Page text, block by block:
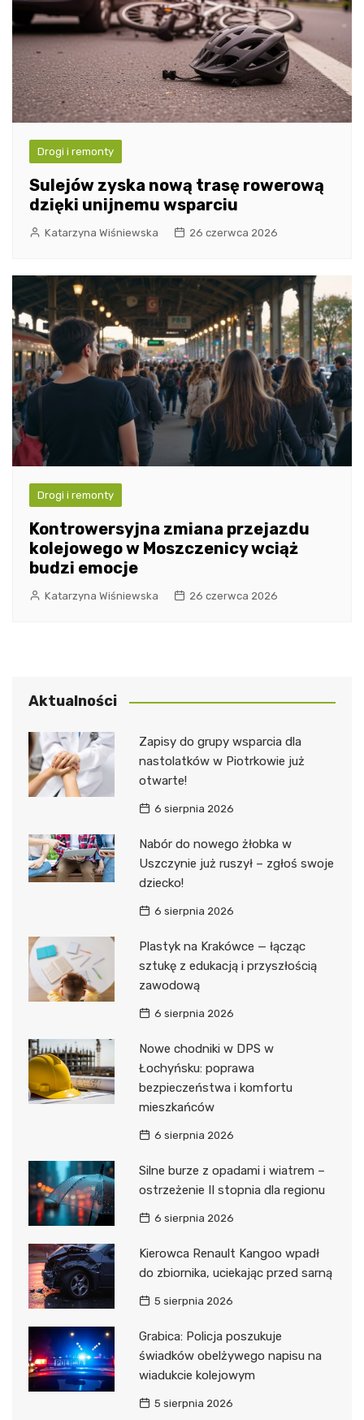
Drogi i remonty
Sulejów zyska nową trasę rowerową
dzięki unijnemu wsparciu
Katarzyna Wiśniewska 26 czerwca 2026
Drogi i remonty
Kontrowersyjna zmiana przejazdu
kolejowego w Moszczenicy wciąż
budzi emocje
Katarzyna Wiśniewska 26 czerwca 2026
Aktualności
Zapisy do grupy wsparcia dla
nastolatków w Piotrkowie już
otwarte!
6 sierpnia 2026
Nabór do nowego żłobka w
Uszczynie już ruszył – zgłoś swoje
dziecko!
6 sierpnia 2026
Plastyk na Krakówce — łącząc
sztukę z edukacją i przyszłością
zawodową
6 sierpnia 2026
Nowe chodniki w DPS w
Łochyńsku: poprawa
bezpieczeństwa i komfortu
mieszkańców
6 sierpnia 2026
Silne burze z opadami i wiatrem –
ostrzeżenie II stopnia dla regionu
6 sierpnia 2026
Kierowca Renault Kangoo wpadł
do zbiornika, uciekając przed sarną
5 sierpnia 2026
Grabica: Policja poszukuje
świadków obelżywego napisu na
wiadukcie kolejowym
5 sierpnia 2026